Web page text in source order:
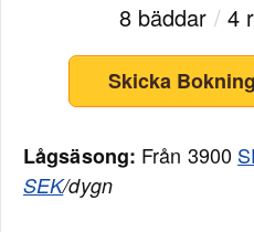
8 bäddar /4
Skicka
Lågsäsong: Från 3900
SEK/dygn